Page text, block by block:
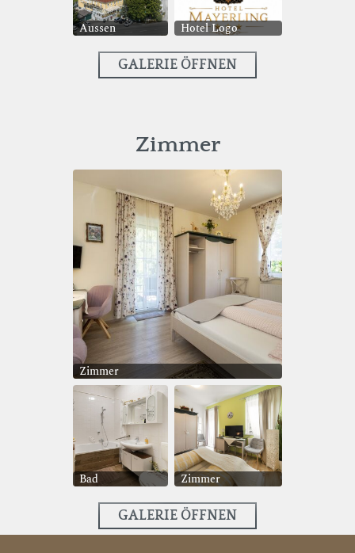
Aussen Hotel Logo
GALERIE ÖFFNEN
Zimmer
Zimmer
Bad Zimmer
GALERIE ÖFFNEN